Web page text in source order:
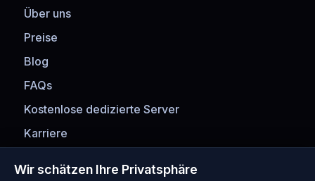
Über uns
Preise
Blog
FAQs
Kostenlose dedizierte Server
Karriere
Zahlungsmethoden
Wir schätzen Ihre Privatsphäre